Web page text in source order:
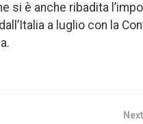
si è anche ribadita
a luglio con la